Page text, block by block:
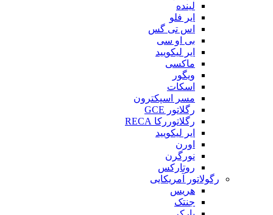
لینده
ایر فلو
اس تی گس
بی او سی
ایر لیکویید
ماکسی
ویگور
اسکات
مسر اسپکترون
رگلاتور GCE
رگلاتوررکا RECA
ایر لیکویید
اورن
نورگرن
روتارکس
رگولاتور آمریکایی
هریس
جنتک